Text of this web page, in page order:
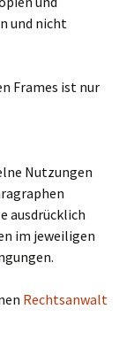
und nicht
Frames ist nur
Nutzungen
ausdrücklich
im jeweiligen
Rechtsanwalt